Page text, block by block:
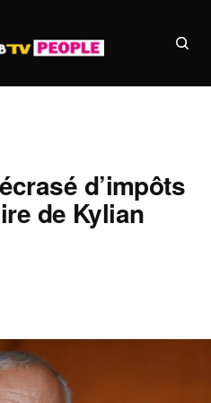
d’impôts
de Kylian